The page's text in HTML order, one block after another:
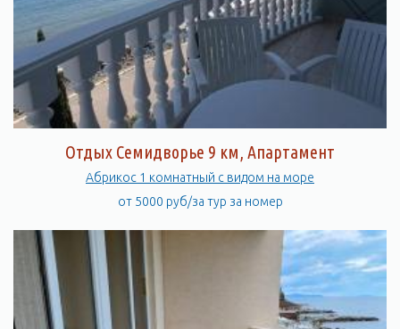
Отдых Семидворье 9 км, Апартамент
Абрикос 1 комнатный с видом на море
от 5000 руб/за тур за номер